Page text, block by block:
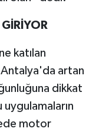
katılan
Antalya'da artan
dikkat
motor